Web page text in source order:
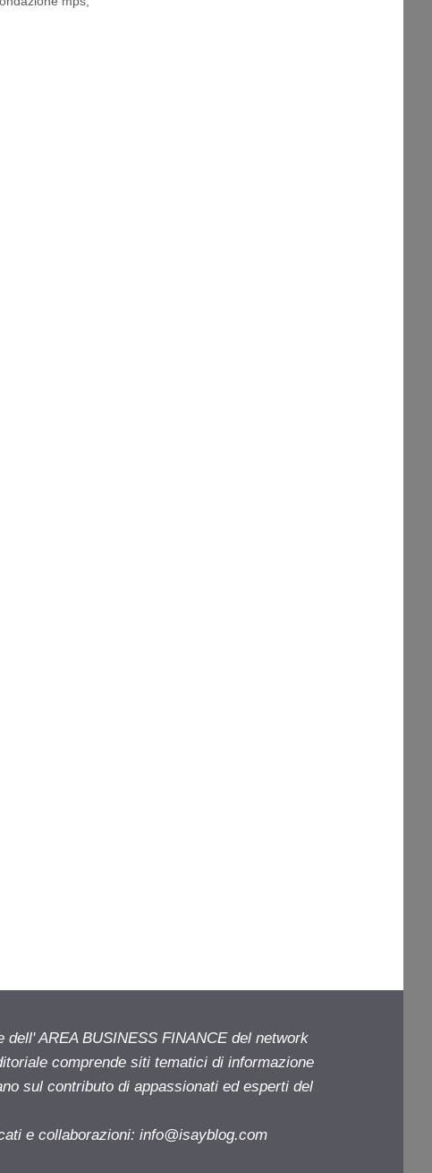
dell' AREA BUSINESS FINANCE del network
comprende siti tematici di informazione
sul contributo di appassionati ed esperti del
e collaborazioni: info@isayblog.com